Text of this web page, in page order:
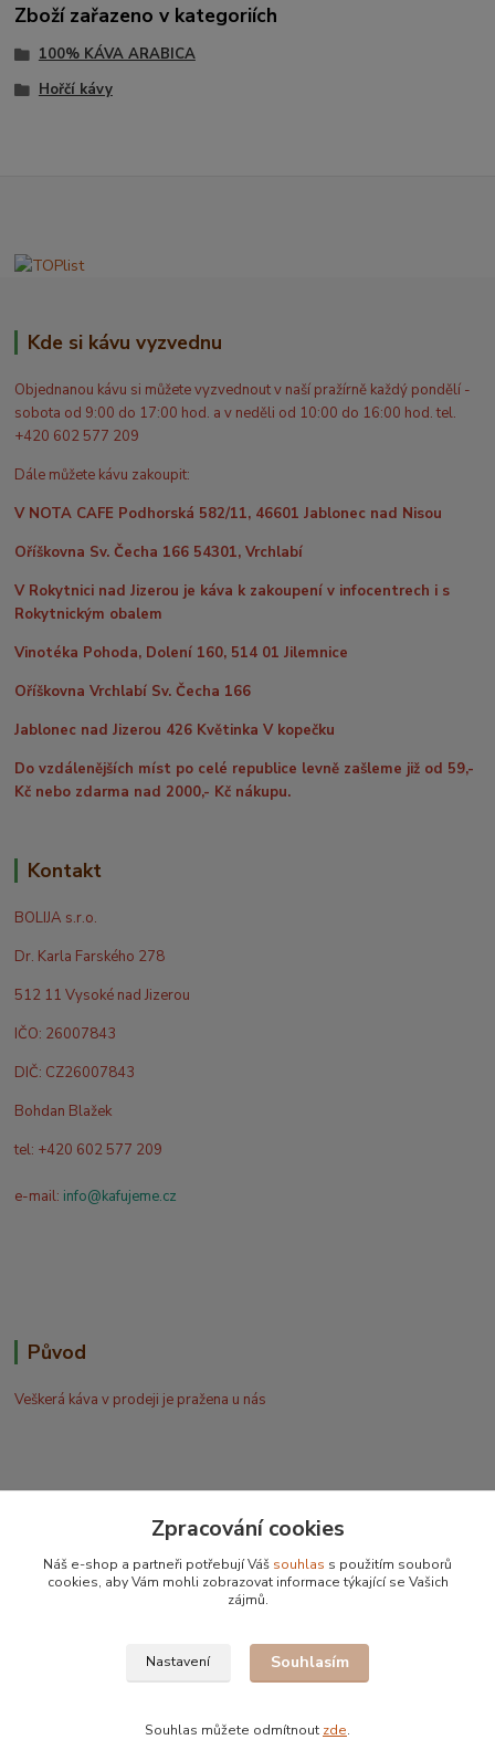
Zboží zařazeno v kategoriích
100% KÁVA ARABICA
Hořčí kávy
Kde si kávu vyzvednu
Objednanou kávu si můžete vyzvednout v naší pražírně každý pondělí -
sobota od 9:00 do 17:00 hod. a v neděli od 10:00 do 16:00 hod. tel.
+420 602 577 209
Dále můžete kávu zakoupit:
V NOTA CAFE Podhorská 582/11, 46601 Jablonec nad Nisou
Oříškovna Sv. Čecha 166 54301, Vrchlabí
V Rokytnici nad Jizerou je káva k zakoupení v infocentrech i s
Rokytnickým obalem
Vinotéka Pohoda, Dolení 160, 514 01 Jilemnice
Oříškovna Vrchlabí Sv. Čecha 166
Jablonec nad Jizerou 426 Květinka V kopečku
Do vzdálenějších míst po celé republice levně zašleme již od 59,-
Kč nebo zdarma nad 2000,- Kč nákupu.
Kontakt
BOLIJA s.r.o.
Dr. Karla Farského 278
512 11 Vysoké nad Jizerou
IČO: 26007843
DIČ: CZ26007843
Bohdan Blažek
tel: +420 602 577 209
e-mail: info@kafujeme.cz
Původ
Veškerá káva v prodeji je pražena u nás
+420 602 577 209
Zpracování cookies
Náš e-shop a partneři potřebují Váš souhlas s použitím souborů
cookies, aby Vám mohli zobrazovat informace týkající se Vašich
zájmů.
Nastavení Souhlasím
Souhlas můžete odmítnout zde.